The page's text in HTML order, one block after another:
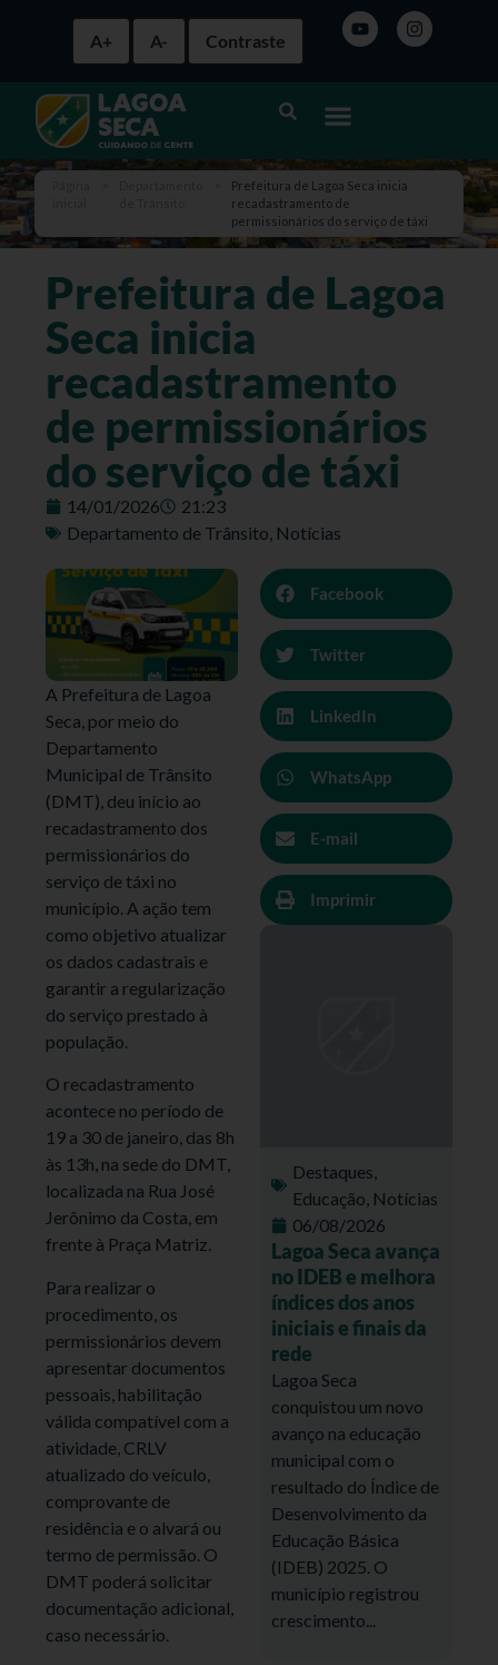
A+ A- Contraste
Prefeitura de Lagoa Seca inicia
recadastramento de
permissionários do serviço de táxi
Prefeitura de Lagoa
Seca inicia
recadastramento
de permissionários
do serviço de táxi
14/01/2026
21:23
Departamento de Trânsito, Notícias
A Prefeitura de Lagoa
Seca, por meio do
Departamento
Municipal de Trânsito
(DMT), deu início ao
recadastramento dos
permissionários do
serviço de táxi no
município. A ação tem
como objetivo atualizar
os dados cadastrais e
garantir a regularização
do serviço prestado à
população.
O recadastramento
acontece no período de
19 a 30 de janeiro, das 8h
às 13h, na sede do DMT,
localizada na Rua José
Jerônimo da Costa, em
frente à Praça Matriz.
Para realizar o
procedimento, os
permissionários devem
apresentar documentos
pessoais, habilitação
válida compatível com a
atividade, CRLV
atualizado do veículo,
comprovante de
residência e o alvará ou
termo de permissão. O
DMT poderá solicitar
documentação adicional,
caso necessário.
Facebook
Twitter
LinkedIn
WhatsApp
E-mail
Imprimir
Destaques,
Educação, Notícias
06/08/2026
Lagoa Seca avança
no IDEB e melhora
índices dos anos
iniciais e finais da
rede
Lagoa Seca
conquistou um novo
avanço na educação
municipal com o
resultado do Índice de
Desenvolvimento da
Educação Básica
(IDEB) 2025. O
município registrou
crescimento...